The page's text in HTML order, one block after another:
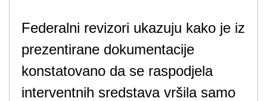
Federalni revizori ukazuju kako je iz
prezentirane dokumentacije
konstatovano da se raspodjela
interventnih sredstava vršila samo